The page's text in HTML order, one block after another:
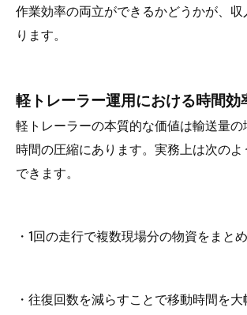
作業効率の両立ができるかどうかが、
ります。
軽トレーラー運用における時間効
軽トレーラーの本質的な価値は輸送量の
時間の圧縮にあります。実務上は次の
できます。
・1回の走行で複数現場分の物資をまと
・往復回数を減らすことで移動時間を